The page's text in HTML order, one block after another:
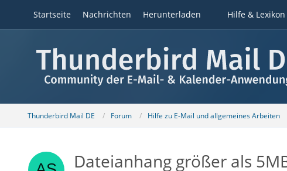
Startseite Nachrichten Herunterladen Hilfe & Lexikon
Thunderbird Mail DE Forum Hilfe zu E-Mail und allgemeines Arbeiten
Dateianhang größer als